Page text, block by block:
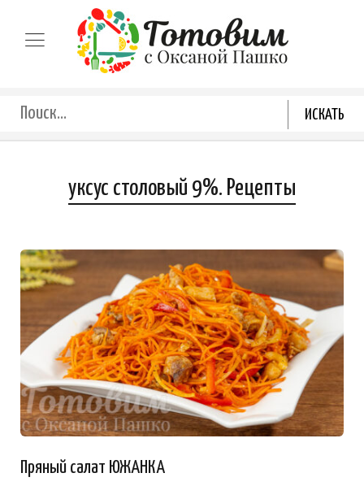
уксус столовый 9%. Рецепты
Пряный салат ЮЖАНКА